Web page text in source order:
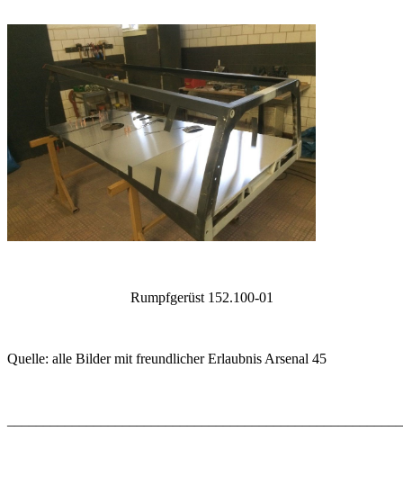
Rumpfgerüst 152.100-01
Quelle: alle Bilder mit freundlicher Erlaubnis Arsenal 45